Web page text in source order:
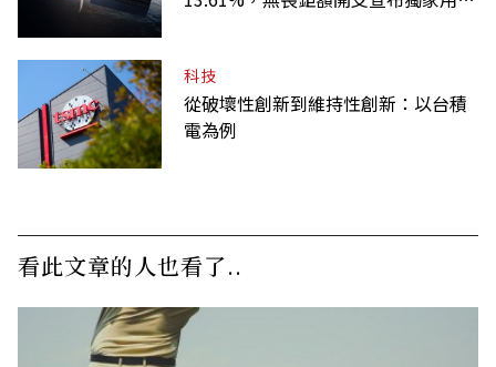
科技
從破壞性創新到維持性創新：以台積
電為例
看此文章的人也看了..